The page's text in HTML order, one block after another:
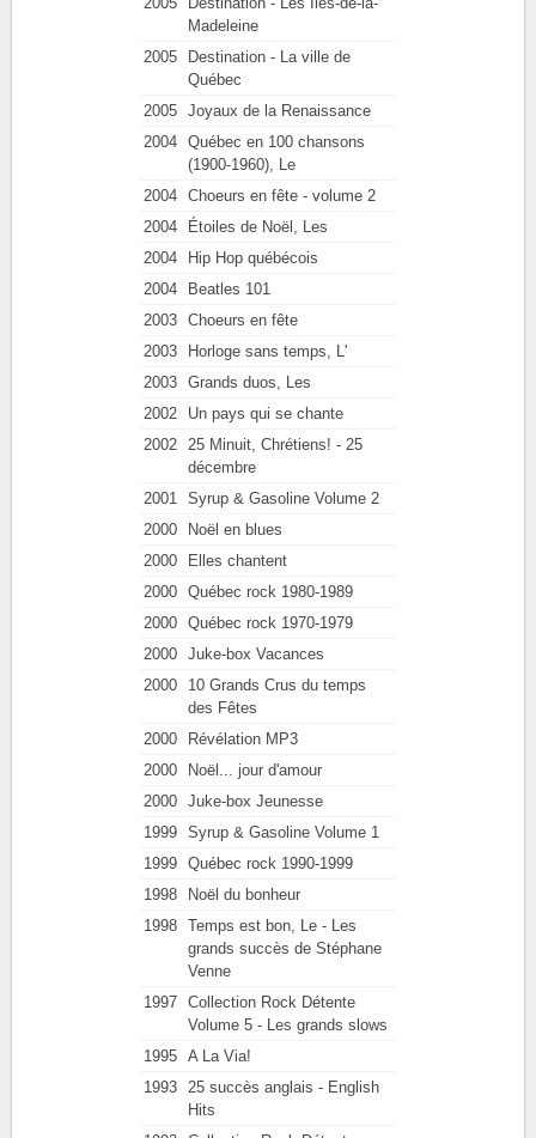
Madeleine
2005
Destination - La ville de
Québec
2005 Joyaux de la Renaissance
2004 Québec en 100 chansons
(1900-1960), Le
2004 Choeurs en fête - volume 2
2004
Étoiles de Noël, Les
2004
Hip Hop québécois
2004
Beatles 101
2003 Choeurs en fête
2003
Horloge sans temps, L'
2003 Grands duos, Les
2002
Un pays qui se chante
2002 25 Minuit, Chrétiens! - 25
décembre
2001 Syrup & Gasoline Volume 2
2000
Noël en blues
2000
Elles chantent
2000 Québec rock 1980-1989
2000 Québec rock 1970-1979
2000 Juke-box Vacances
2000
10 Grands Crus du temps
des Fêtes
2000
Révélation MP3
2000
Noël... jour d'amour
2000 Juke-box Jeunesse
1999 Syrup & Gasoline Volume 1
1999 Québec rock 1990-1999
1998
Noël du bonheur
1998 Temps est bon, Le - Les
grands succès de Stéphane
Venne
1997 Collection Rock Détente
Volume 5 - Les grands slows
1995 A La Via!
1993 25 succès anglais - English
Hits